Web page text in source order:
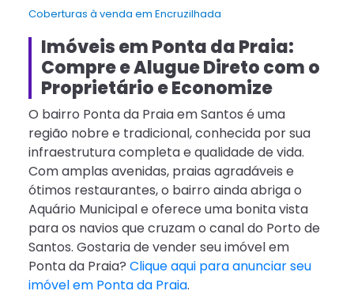
Coberturas à venda em Encruzilhada
Imóveis em Ponta da Praia:
Compre e Alugue Direto com o
Proprietário e Economize
O bairro Ponta da Praia em Santos é uma
região nobre e tradicional, conhecida por sua
infraestrutura completa e qualidade de vida.
Com amplas avenidas, praias agradáveis e
ótimos restaurantes, o bairro ainda abriga o
Aquário Municipal e oferece uma bonita vista
para os navios que cruzam o canal do Porto de
Santos. Gostaria de vender seu imóvel em
Ponta da Praia? Clique aqui para anunciar seu
imóvel em Ponta da Praia.